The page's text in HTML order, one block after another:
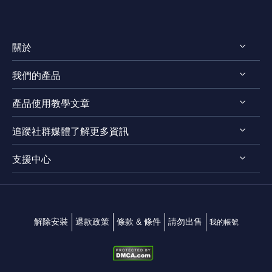
關於
認識EaseUS
評測 & 獎項
法律聲明
我們的產品
RecExperts for Windows
RecExperts for Mac
Online Screen Recorder
產品使用教學文章
螢幕錄影軟體
Mac App 商店
追蹤社群媒體了解更多資訊
 
支援中心
解除安裝 退款政策 條款 & 條件 請勿出售 我的帳號